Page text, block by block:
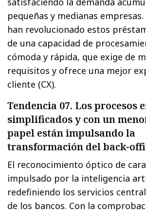
pequeñas y medianas empresas.
han revolucionado estos
de una capacidad de
cómoda y rápida, que exige de
requisitos y ofrece una mejor
cliente (CX).
Tendencia 07. Los procesos
simplificados y con un
papel están impulsando la
transformación del back-
El reconocimiento óptico de
impulsado por la inteligencia
redefiniendo los servicios
de los bancos. Con la